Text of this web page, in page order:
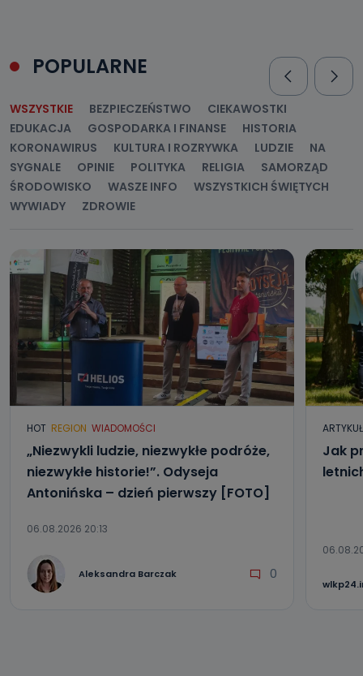
POPULARNE
WSZYSTKIE BEZPIECZEŃSTWO
CIEKAWOSTKI
EDUKACJA
GOSPODARKA I FINANSE
HISTORIA
KORONAWIRUS
KULTURA I ROZRYWKA LUDZIE
NA
SYGNALE
OPINIE POLITYKA RELIGIA
SAMORZĄD
ŚRODOWISKO
WASZE INFO
WSZYSTKICH ŚWIĘTYCH
WYWIADY
ZDROWIE
HOT REGION WIADOMOŚCI
„Niezwykli ludzie, niezwykłe podróże,
niezwykłe historie!”. Odyseja
Antonińska – dzień pierwszy [FOTO]
06.08.2026 20:13
Aleksandra Barczak 0
Jak